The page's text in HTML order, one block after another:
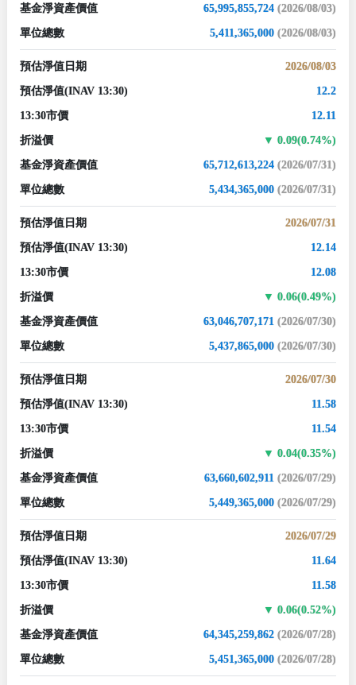
基金淨資產價值 65,995,855,724 (2026/08/03)
單位總數 5,411,365,000 (2026/08/03)
預估淨值日期 2026/08/03
預估淨值(INAV 13:30) 12.2
13:30市價 12.11
折溢價 0.09(0.74%)
基金淨資產價值 65,712,613,224 (2026/07/31)
單位總數 5,434,365,000 (2026/07/31)
預估淨值日期 2026/07/31
預估淨值(INAV 13:30) 12.14
13:30市價 12.08
折溢價 0.06(0.49%)
基金淨資產價值 63,046,707,171 (2026/07/30)
單位總數 5,437,865,000 (2026/07/30)
預估淨值日期 2026/07/30
預估淨值(INAV 13:30) 11.58
13:30市價 11.54
折溢價 0.04(0.35%)
基金淨資產價值 63,660,602,911 (2026/07/29)
單位總數 5,449,365,000 (2026/07/29)
預估淨值日期 2026/07/29
預估淨值(INAV 13:30) 11.64
13:30市價 11.58
折溢價 0.06(0.52%)
基金淨資產價值 64,345,259,862 (2026/07/28)
單位總數 5,451,365,000 (2026/07/28)